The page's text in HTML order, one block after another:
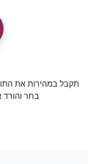
תקבל במהירות את
בחר והורד